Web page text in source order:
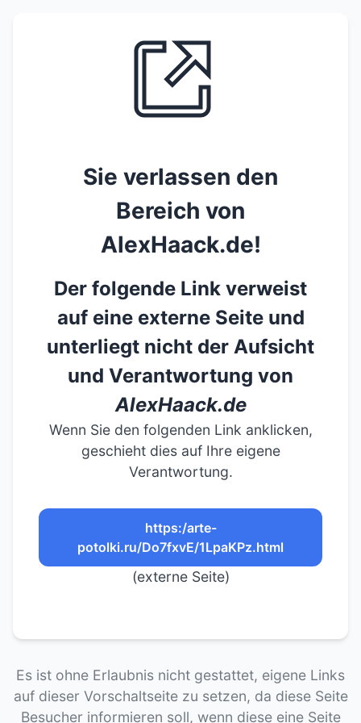
Sie verlassen den
Bereich von
AlexHaack.de!
Der folgende Link verweist
auf eine externe Seite und
unterliegt nicht der Aufsicht
und Verantwortung von
AlexHaack.de
Wenn Sie den folgenden Link anklicken,
geschieht dies auf Ihre eigene
Verantwortung.
https:/arte-
potolki.ru/Do7fxvE/1LpaKPz.html
(externe Seite)
Es ist ohne Erlaubnis nicht gestattet, eigene Links
auf dieser Vorschaltseite zu setzen, da diese Seite
Besucher informieren soll, wenn diese eine Seite